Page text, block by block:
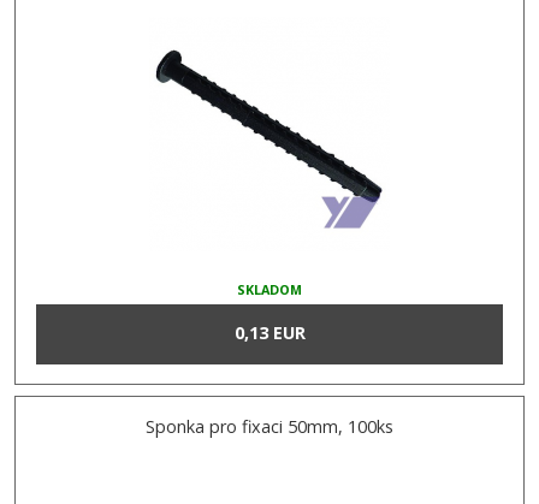
SKLADOM
0,13 EUR
Sponka pro fixaci 50mm, 100ks